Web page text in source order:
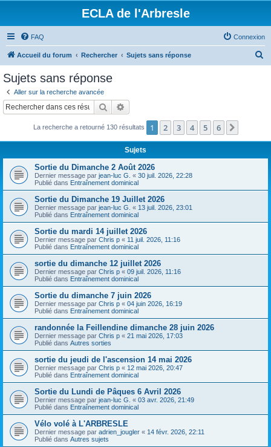
ECLA de l'Arbresle
FAQ Connexion
Accueil du forum Rechercher Sujets sans réponse
c
Sujets sans réponse
Aller sur la recherche avancée
Rechercher
La recherche a retourné 130 résultats 1 2 3 4 5 6
Sujets
Sortie du Dimanche 2 Août 2026
Dernier message par jean-luc G. « 30 juil. 2026, 22:28
Publié dans Entraînement dominical
Sortie du Dimanche 19 Juillet 2026
Dernier message par jean-luc G. « 13 juil. 2026, 23:01
Publié dans Entraînement dominical
Sortie du mardi 14 juillet 2026
Dernier message par Chris p « 11 juil. 2026, 11:16
Publié dans Entraînement dominical
sortie du dimanche 12 juillet 2026
Dernier message par Chris p « 09 juil. 2026, 11:16
Publié dans Entraînement dominical
Sortie du dimanche 7 juin 2026
Dernier message par Chris p « 04 juin 2026, 16:19
Publié dans Entraînement dominical
randonnée la Feillendine dimanche 28 juin 2026
Dernier message par Chris p « 21 mai 2026, 17:03
Publié dans Autres sorties
sortie du jeudi de l'ascension 14 mai 2026
Dernier message par Chris p « 12 mai 2026, 20:47
Publié dans Entraînement dominical
Sortie du Lundi de Pâques 6 Avril 2026
Dernier message par jean-luc G. « 03 avr. 2026, 21:49
Publié dans Entraînement dominical
Vélo volé à L'ARBRESLE
Dernier message par adrien_jougler « 14 févr. 2026, 22:11
Publié dans Autres sujets